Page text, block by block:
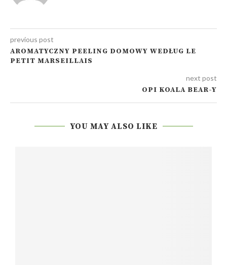
previous post
AROMATYCZNY PEELING DOMOWY WEDŁUG LE
PETIT MARSEILLAIS
next post
OPI KOALA BEAR-Y
YOU MAY ALSO LIKE